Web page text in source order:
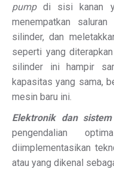
pumpdi sisi kanan
menempatkan
silinder, dan
seperti yang
silinder ini hampir
kapasitas yang sama,
mesin baru ini.
Elektronik dan
pengendalian
diimplementasikan
atau yang dikenal